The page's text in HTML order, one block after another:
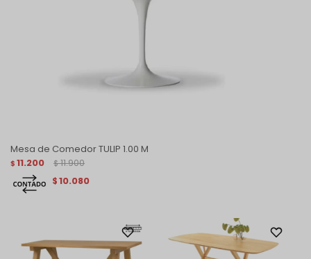
Mesa de Comedor TULIP 1.00 M
$ 11.200 $ 11.900
$10.080